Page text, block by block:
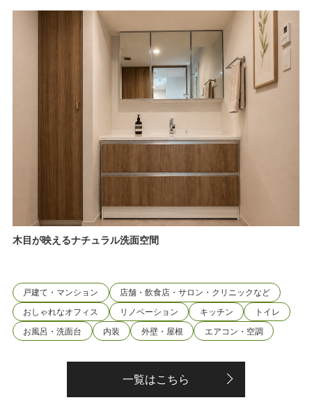
木目が映えるナチュラル洗面空間
戸建て・マンション
店舗・飲食店・サロン・クリニックなど
おしゃれなオフィス
リノベーション キッチン
トイレ
お風呂・洗面台
内装 外壁・屋根 エアコン・空調
一覧はこちら